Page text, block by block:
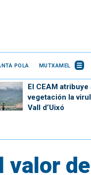
POLA MUTXAMEL
El CEAM
vegetación la
Vall d’Uixó
valor